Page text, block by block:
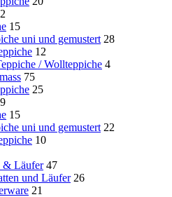
15
uni und gemustert 28
12
/ Wollteppiche 4
75
25
15
uni und gemustert 22
10
& Läufer 47
und Läufer 26
21